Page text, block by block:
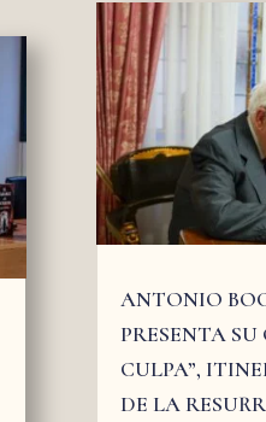
ANTONIO
PRESENTA
CULPA”,
DE LA